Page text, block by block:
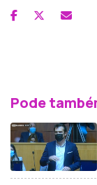
Pode